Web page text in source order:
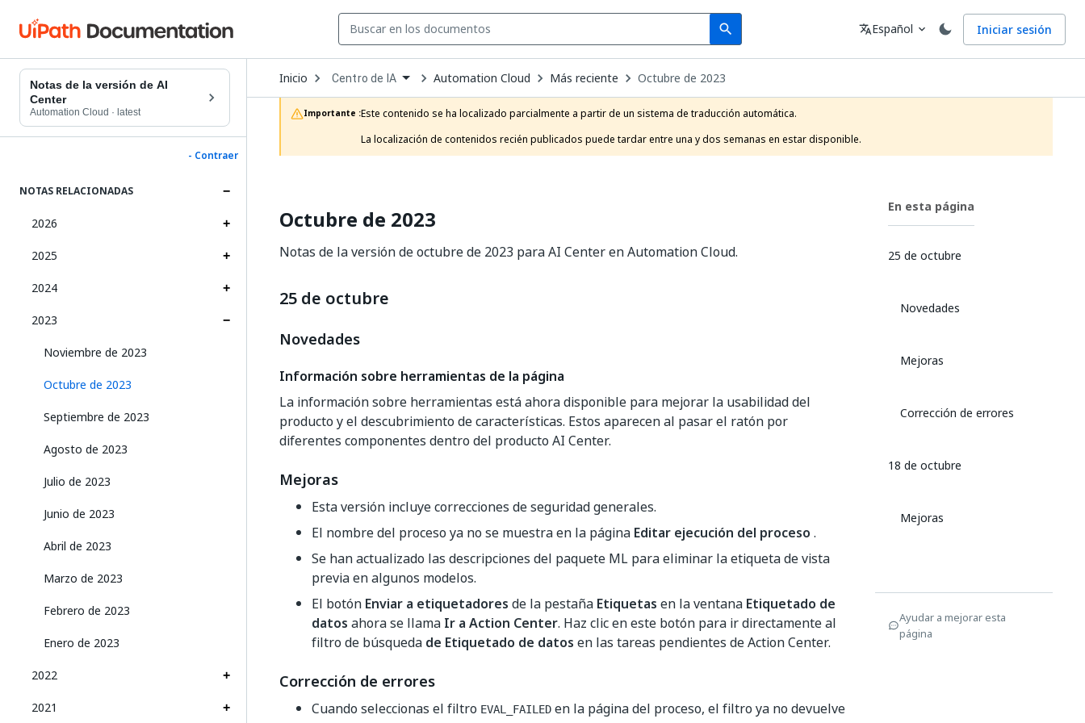
search
Search Idioma
translateEspañol expand_more Iniciar sesión
Notas de la versión de AI
Center
Automation Cloud · latest
- Contraer
NOTAS RELACIONADAS
2026
2025
2024
2023
Noviembre de 2023
Octubre de 2023
Septiembre de 2023
Agosto de 2023
Julio de 2023
Junio de 2023
Abril de 2023
Marzo de 2023
Febrero de 2023
Enero de 2023
2022
2021
Inicio Open
Dropdown
to
choose
product
Centro de IA Automation Cloud Más reciente Octubre de 2023
Importante :Este contenido se ha localizado parcialmente a partir de un sistema de traducción automática.
La localización de contenidos recién publicados puede tardar entre una y dos semanas en estar disponible.
Octubre de 2023
Notas de la versión de octubre de 2023 para AI Center en Automation Cloud.
25 de octubre
Novedades
Información sobre herramientas de la página
La información sobre herramientas está ahora disponible para mejorar la usabilidad del
producto y el descubrimiento de características. Estos aparecen al pasar el ratón por
diferentes componentes dentro del producto AI Center.
Mejoras
Esta versión incluye correcciones de seguridad generales.
El nombre del proceso ya no se muestra en la página Editar ejecución del proceso .
Se han actualizado las descripciones del paquete ML para eliminar la etiqueta de vista
previa en algunos modelos.
El botón Enviar a etiquetadores de la pestaña Etiquetas en la ventana Etiquetado de
datos ahora se llama Ir a Action Center. Haz clic en este botón para ir directamente al
filtro de búsqueda de Etiquetado de datos en las tareas pendientes de Action Center.
Corrección de errores
Cuando seleccionas el filtro EVAL_FAILED en la página del proceso, el filtro ya no devuelve
En esta página
25 de octubre
Novedades
Mejoras
Corrección de errores
18 de octubre
Mejoras
Ayudar a mejorar esta
página